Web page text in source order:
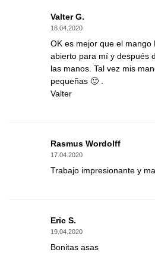
Valter G.
16.04.2020
OK es mejor que el mango
abierto para mí y después
las manos. Tal vez mis
pequeñas 🙂 .
Valter
Rasmus Wordolff
17.04.2020
Trabajo impresionante y
Eric S.
19.04.2020
Bonitas asas